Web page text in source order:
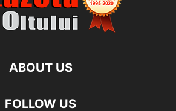
ABOUT US
FOLLOW US